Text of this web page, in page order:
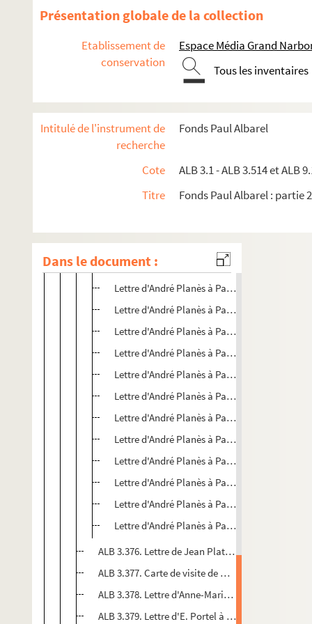
Présentation globale de la collection
Etablissement de
conservation
Espace Média Grand
Tous les inventaires
Intitulé de l'instrument de
recherche
Fonds Paul Albarel
Cote
ALB 3.1 - ALB 3.514 et ALB
Titre
Fonds Paul Albarel : partie
Dans le document :
ALB 3.372. Lettre de madame Peyras à Paul Albarel
ALB 3.373. Lettre de J. Peyre à Paul Albarel
ALB 3.374. Lettre de Pirard à Paul Albarel
Lettre d'André Planès à Paul Albarel
Lettre d'André Planès à Paul Albarel
Lettre d'André Planès à Paul Albarel
Lettre d'André Planès à Paul Albarel
Lettre d'André Planès à Paul Albarel
Lettre d'André Planès à Paul Albarel
Lettre d'André Planès à Paul Albarel
Lettre d'André Planès à Paul Albarel
Lettre d'André Planès à Paul Albarel
Lettre d'André Planès à Paul Albarel
Lettre d'André Planès à Paul Albarel
Lettre d'André Planès à Paul Albarel
Lettre d'André Planès à Paul Albarel
Lettre d'André Planès à Paul Albarel
Lettre d'André Planès à Paul Albarel
Lettre d'André Planès à Paul Albarel
Lettre d'André Planès à Paul Albarel
ALB 3.376. Lettre de Jean Plattard à Paul Albarel
ALB 3.377. Carte de visite de Marcel Ponrouch
ALB 3.378. Lettre d'Anne-Marie Ponrouch-Petit à
ALB 3.379. Lettre d'E. Portel à Paul Albarel